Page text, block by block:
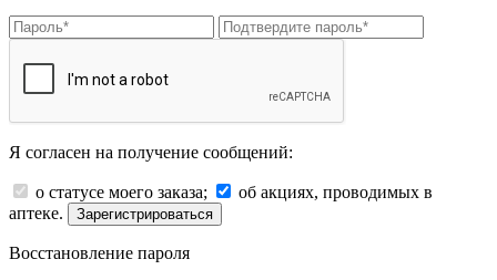
Я согласен на получение сообщений:
о статусе моего заказа;
об акциях, проводимых в
аптеке.
Зарегистрироваться
Восстановление пароля